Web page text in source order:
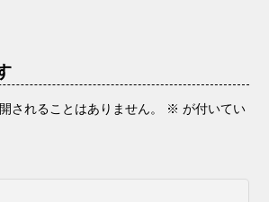
されることはありません。 ※ が付いてい